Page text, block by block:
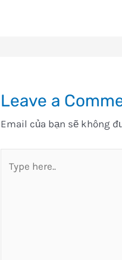
Leave a
Email của bạn sẽ không
here..